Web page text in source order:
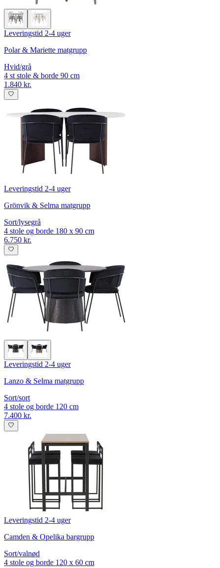
Leveringstid 2-4 uger
Polar & Mariette matgrupp
Hvid/grå
4 st stole & borde 90 cm
1.840 kr.
Leveringstid 2-4 uger
Grönvik & Selma matgrupp
Sort/lysegrå
4 stole og borde 180 x 90 cm
6.750 kr.
Leveringstid 2-4 uger
Lanzo & Selma matgrupp
Sort/sort
4 stole og borde 120 cm
7.400 kr.
Leveringstid 2-4 uger
Camden & Opelika bargrupp
Sort/valnød
4 stole og borde 120 x 60 cm